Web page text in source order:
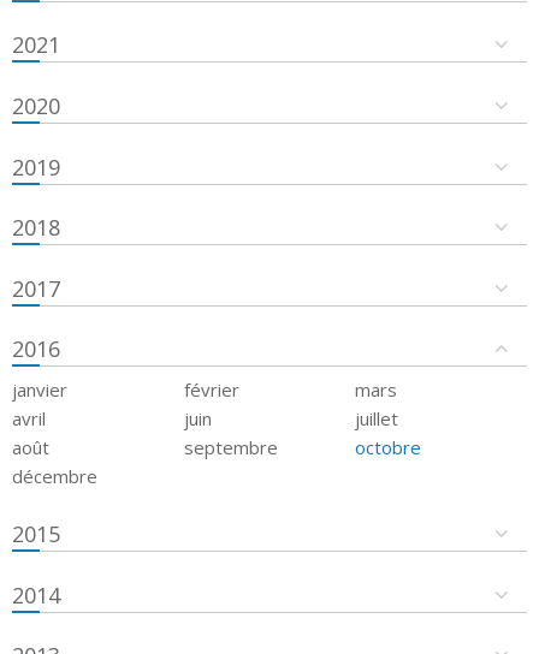
2021
2020
2019
2018
2017
2016
janvier février
mars
avril
juin
juillet
août
septembre
octobre
décembre
2015
2014